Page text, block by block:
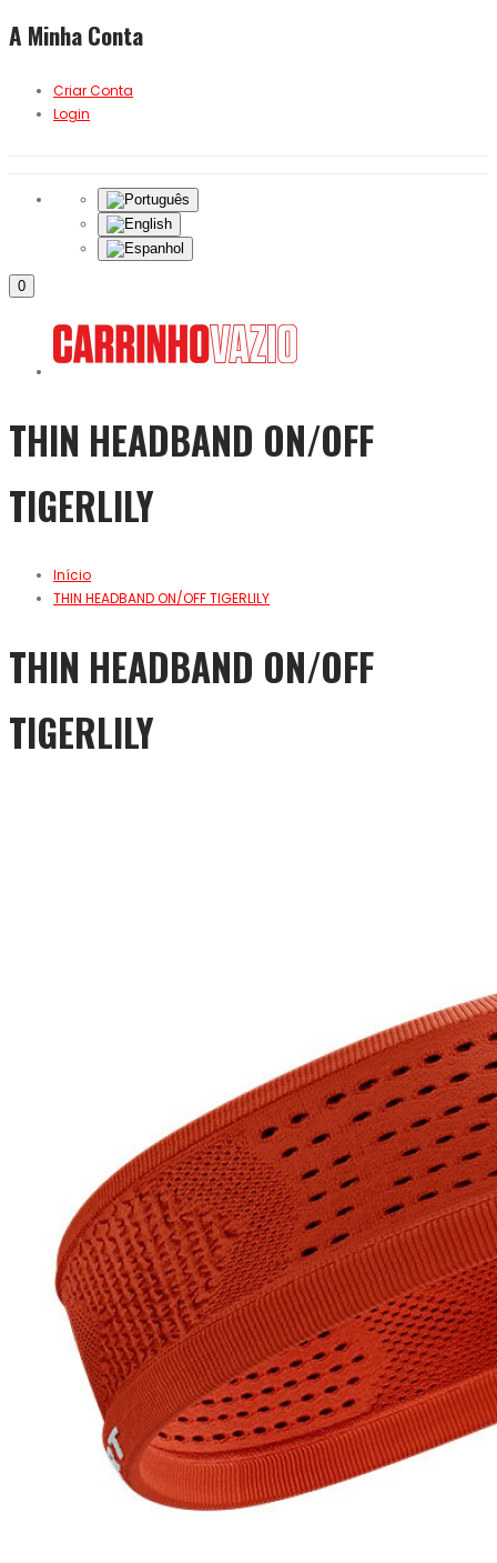
A Minha Conta
Criar Conta
Login
0
THIN HEADBAND ON/OFF
TIGERLILY
Início
THIN HEADBAND ON/OFF TIGERLILY
THIN HEADBAND ON/OFF
TIGERLILY